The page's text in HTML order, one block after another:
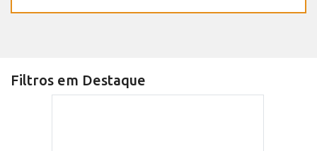
Filtros em Destaque